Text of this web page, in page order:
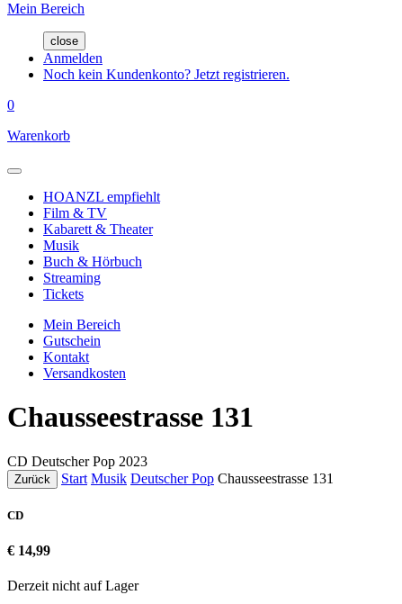
Mein Bereich
close
Anmelden
Noch kein Kundenkonto? Jetzt registrieren.
0
Warenkorb
HOANZL empfiehlt
Film & TV
Kabarett & Theater
Musik
Buch & Hörbuch
Streaming
Tickets
Mein Bereich
Gutschein
Kontakt
Versandkosten
Chausseestrasse 131
CD Deutscher Pop 2023
Zurück Start Musik Deutscher Pop Chausseestrasse 131
CD
€ 14,99
Derzeit nicht auf Lager